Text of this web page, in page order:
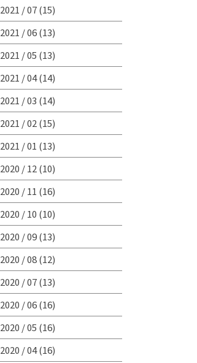
2021 / 07(15)
2021 / 06(13)
2021 / 05 (13)
2021 / 04(14)
2021 / 03 (14)
2021 / 02 (15)
2021 / 01 (13)
2020 / 12 (10)
2020 / 11 (16)
2020 / 10 (10)
2020 / 09(13)
2020 / 08(12)
2020 / 07(13)
2020 / 06(16)
2020 / 05 (16)
2020 / 04(16)